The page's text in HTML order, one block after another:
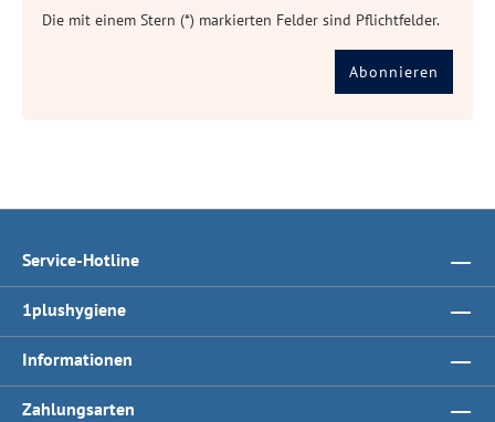
Die mit einem Stern (*) markierten Felder sind Pflichtfelder.
Abonnieren
Service-Hotline
1plushygiene
Informationen
Zahlungsarten